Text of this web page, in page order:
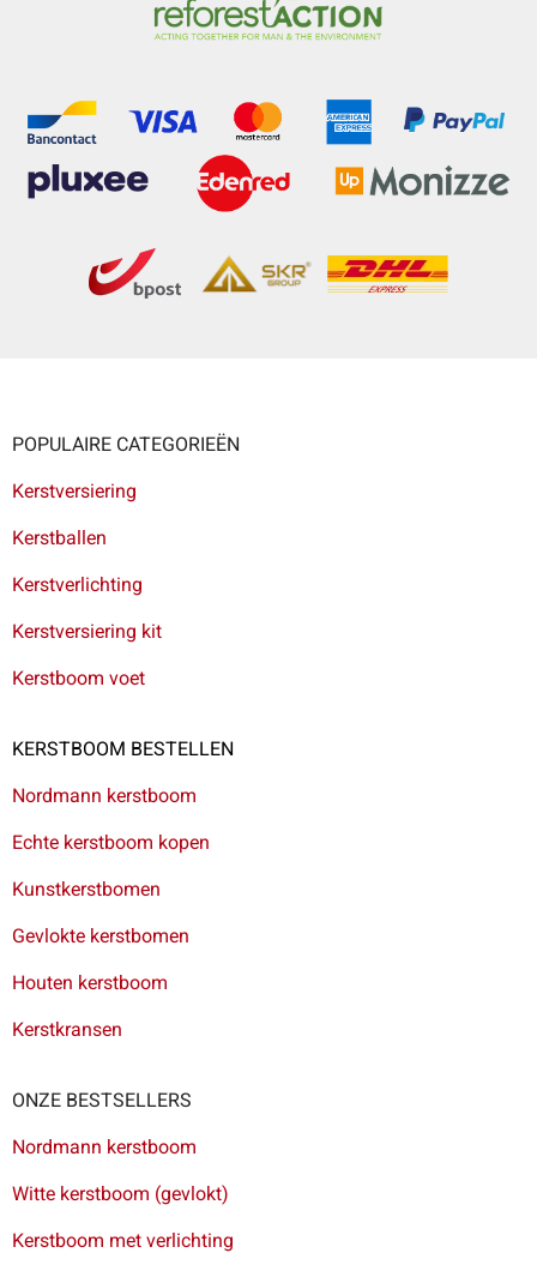
POPULAIRE CATEGORIEËN
Kerstversiering
Kerstballen
Kerstverlichting
Kerstversiering kit
Kerstboom voet
KERSTBOOM BESTELLEN
Nordmann kerstboom
Echte kerstboom kopen
Kunstkerstbomen
Gevlokte kerstbomen
Houten kerstboom
Kerstkransen
ONZE BESTSELLERS
Nordmann kerstboom
Witte kerstboom (gevlokt)
Kerstboom met verlichting